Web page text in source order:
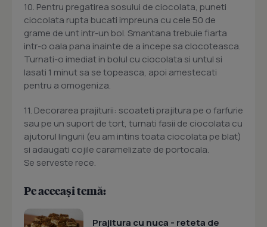
10. Pentru pregatirea sosului de ciocolata, puneti
ciocolata rupta bucati impreuna cu cele 50 de
grame de unt intr-un bol. Smantana trebuie fiarta
intr-o oala pana inainte de a incepe sa clocoteasca.
Turnati-o imediat in bolul cu ciocolata si untul si
lasati 1 minut sa se topeasca, apoi amestecati
pentru a omogeniza.
11. Decorarea prajiturii: scoateti prajitura pe o farfurie
sau pe un suport de tort, turnati fasii de ciocolata cu
ajutorul lingurii (eu am intins toata ciocolata pe blat)
si adaugati cojile caramelizate de portocala.
Se serveste rece.
Pe aceeași temă:
Prajitura cu nuca - reteta de